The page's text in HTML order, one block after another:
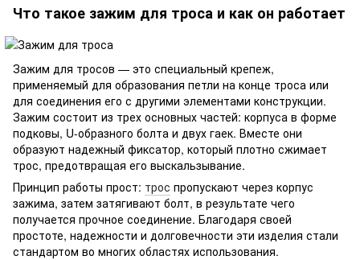
Что такое зажим для троса и как он работает
Зажим для тросов — это специальный крепеж,
применяемый для образования петли на конце троса или
для соединения его с другими элементами конструкции.
Зажим состоит из трех основных частей: корпуса в форме
подковы, U-образного болта и двух гаек. Вместе они
образуют надежный фиксатор, который плотно сжимает
трос, предотвращая его выскальзывание.
Принцип работы прост: трос пропускают через корпус
зажима, затем затягивают болт, в результате чего
получается прочное соединение. Благодаря своей
простоте, надежности и долговечности эти изделия стали
стандартом во многих областях использования.